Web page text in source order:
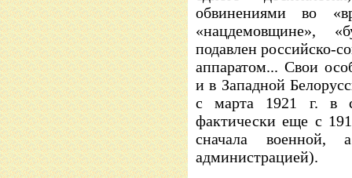
обвинениями во
«нацдемовщине»,
подавлен российско-
аппаратом... Свои
и в Западной
с марта 1921 г. в
фактически еще с
сначала военной,
администрацией).